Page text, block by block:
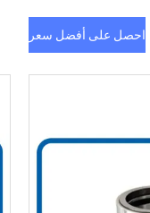
احصل على أفضل سعر